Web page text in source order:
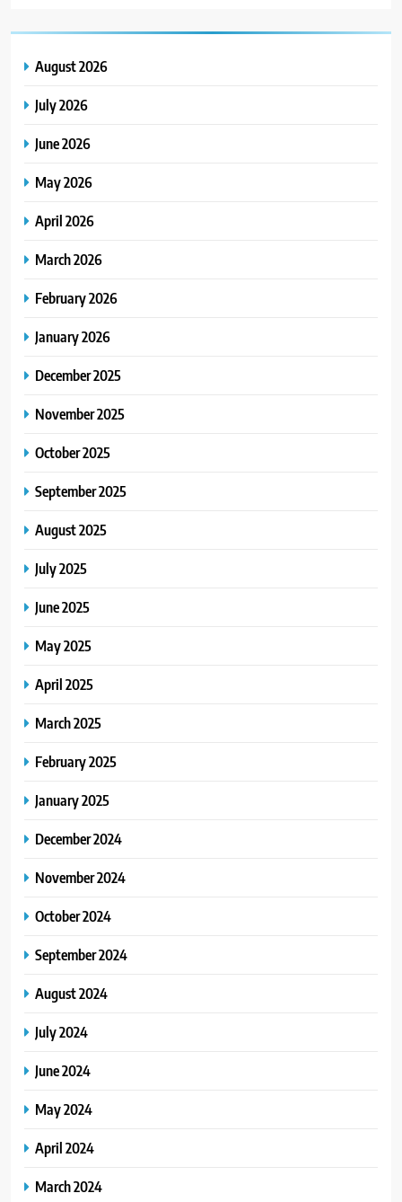
August 2026
July 2026
June 2026
May 2026
April 2026
March 2026
February 2026
January 2026
December 2025
November 2025
October 2025
September 2025
August 2025
July 2025
June 2025
May 2025
April 2025
March 2025
February 2025
January 2025
December 2024
November 2024
October 2024
September 2024
August 2024
July 2024
June 2024
May 2024
April 2024
March 2024